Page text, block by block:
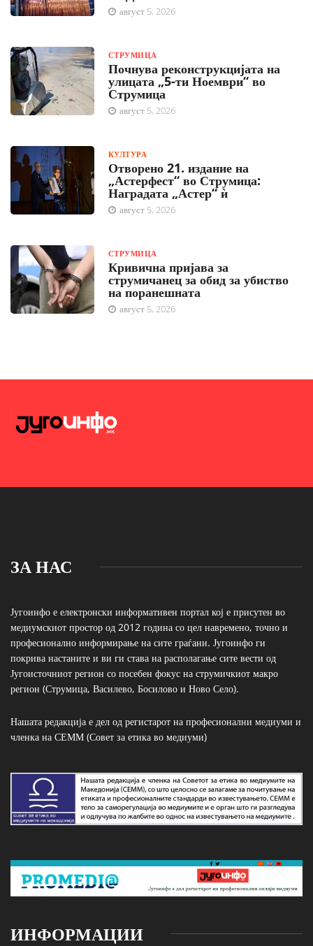
август 5, 2026
СТРУМИЦА
Почнува реконструкцијата на
улицата „5-ти Ноември“ во
Струмица
август 5, 2026
КУЛТУРА
Отворено 21. издание на
„Астерфест“ во Струмица:
Наградата „Астер“ ѝ
август 5, 2026
СТРУМИЦА
Кривична пријава за
струмичанец за обид за убиство
на поранешната
август 5, 2026
ЗА НАС
Југоинфо е електронски информативен портал кој е присутен во
медиумскиот простор од 2012 година со цел навремено, точно и
професионално информирање на сите граѓани. Југоинфо ги
покрива настаните и ви ги става на располагање сите вести од
Југоисточниот регион со посебен фокус на струмичкиот макро
регион (Струмица, Василево, Босилово и Ново Село).
Нашата редакција е дел од регистарот на професионални медиуми и
членка на СЕММ (Совет за етика во медиуми)
ИНФОРМАЦИИ